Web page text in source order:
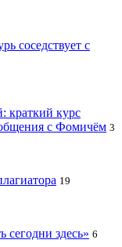
соседствует с
краткий курс
с Фомичём 3
19
здесь» 6